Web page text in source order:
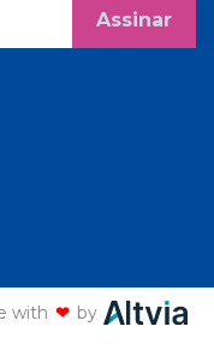
Assinar
with ❤ by